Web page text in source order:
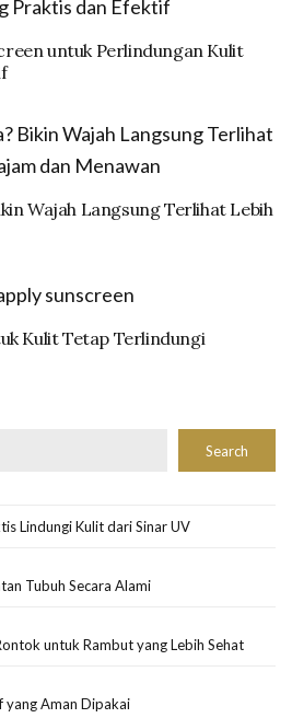
untuk Perlindungan Kulit
Wajah Langsung Terlihat Lebih
Kulit Tetap Terlindungi
Search
Lindungi Kulit dari Sinar UV
Tubuh Secara Alami
untuk Rambut yang Lebih Sehat
yang Aman Dipakai